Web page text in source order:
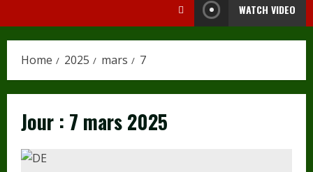
WATCH VIDEO
Home 2025 mars 7
Jour : 7 mars 2025